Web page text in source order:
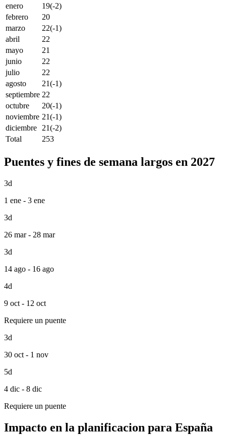
enero
19(-2)
febrero
20
marzo
22(-1)
abril
22
mayo
21
junio
22
julio
22
agosto
21(-1)
septiembre 22
octubre
20(-1)
noviembre 21(-1)
diciembre
21(-2)
Total
253
Puentes y fines de semana largos en 2027
3d
1 ene - 3 ene
3d
26 mar - 28 mar
3d
14 ago - 16 ago
4d
9 oct - 12 oct
Requiere un puente
3d
30 oct - 1 nov
5d
4 dic - 8 dic
Requiere un puente
Impacto en la planificacion para España